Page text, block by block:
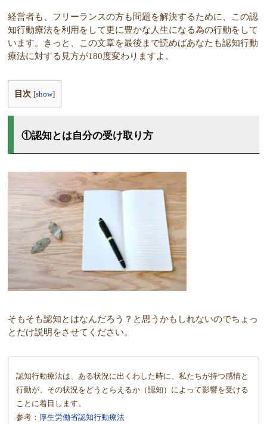
経営者も、フリーランスの方も問題を解決するために、この認
知行動療法を利用をして更に豊かな人生になる為の行動をして
います。きっと、この文章を最後まで読めばあなたも認知行動
療法に対する見方が180度変わりますよ。
目次 [show]
①認知とは自分の受け取り方
そもそも認知とはなんだろう？と思うかもしれないのでちょっ
とだけ説明をさせてください。
認知行動療法は、ある状況に出くわした時に、私たちが持つ感情と
行動が、その状況をどうとらえるか（認知）によって影響を受ける
ことに着目します。
参考： 厚生労働省認知行動療法